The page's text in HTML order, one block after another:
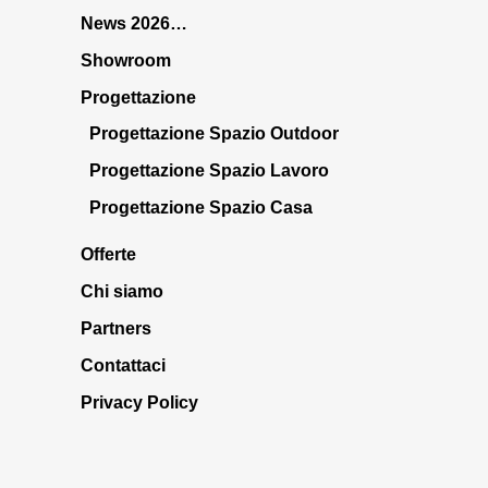
News 2026…
Showroom
Progettazione
Progettazione Spazio Outdoor
Progettazione Spazio Lavoro
Progettazione Spazio Casa
Offerte
Chi siamo
Partners
Contattaci
Privacy Policy